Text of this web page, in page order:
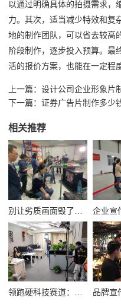
以通过明确具体的拍摄需求，
力。其次，适当减少特效和复
地的制作团队，可以省去较高
阶段制作，逐步投入预算。最
活的报价方案，也能在一定程
上一篇： 设计公司企业形象片
下一篇： 证券广告片制作多少
相关推荐